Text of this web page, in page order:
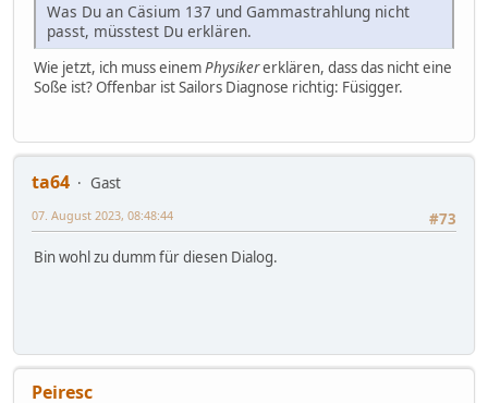
Was Du an Cäsium 137 und Gammastrahlung nicht
passt, müsstest Du erklären.
Wie jetzt, ich muss einemPhysikererklären, dass das nicht eine
Soße ist? Offenbar ist Sailors Diagnose richtig: Füsigger.
ta64
Gast
#73
07. August 2023, 08:48:44
Bin wohl zu dumm für diesen Dialog.
Peiresc